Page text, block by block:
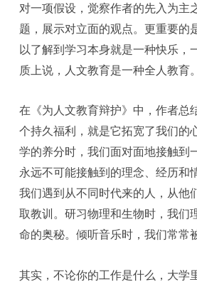
对一项假设，觉察作者的先入为主
题，展示对立面的观点。更重要的
以了解到学习本身就是一种快乐，
质上说，人文教育是一种全人教育。
在《为人文教育辩护》中，作者总
个持久福利，就是它拓宽了我们的
学的养分时，我们面对面地接触到
永远不可能接触到的理念、经历和
我们遇到从不同时代来的人，从他
取教训。研习物理和生物时，我们
命的奥秘。倾听音乐时，我们常常
其实，不论你的工作是什么，大学